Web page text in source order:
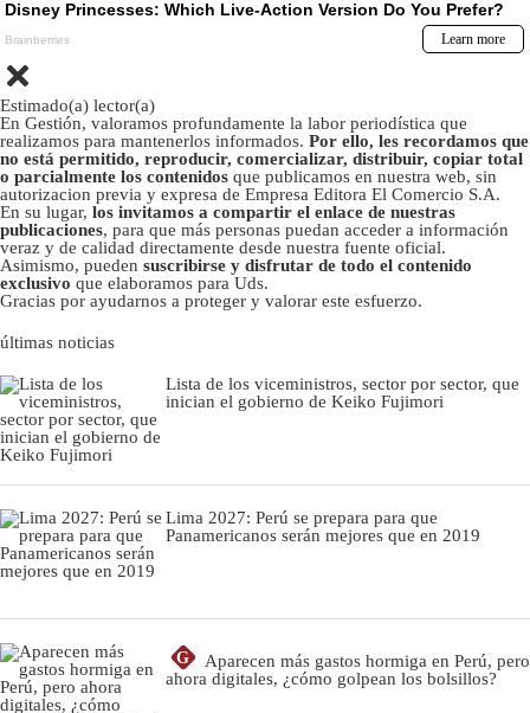
Estimado(a) lector(a)
En Gestión, valoramos profundamente la labor periodística que
realizamos para mantenerlos informados. Por ello, les recordamos que
no está permitido, reproducir, comercializar, distribuir, copiar total
o parcialmente los contenidos que publicamos en nuestra web, sin
autorizacion previa y expresa de Empresa Editora El Comercio S.A.
En su lugar, los invitamos a compartir el enlace de nuestras
publicaciones, para que más personas puedan acceder a información
veraz y de calidad directamente desde nuestra fuente oficial.
Asimismo, pueden suscribirse y disfrutar de todo el contenido
exclusivo que elaboramos para Uds.
Gracias por ayudarnos a proteger y valorar este esfuerzo.
últimas noticias
Lista de los viceministros, sector por sector, que
inician el gobierno de Keiko Fujimori
Lima 2027: Perú se prepara para que
Panamericanos serán mejores que en 2019
G
Aparecen más gastos hormiga en Perú, pero
ahora digitales, ¿cómo golpean los bolsillos?